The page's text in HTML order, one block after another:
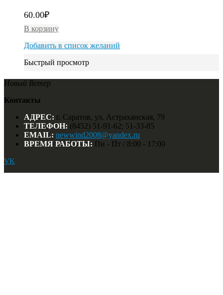
60.00₽
В корзину
Добавить в список желаний
Быстрый просмотр
Новый Ветер
Контакты
АДРЕС: г. Саратов, ул. Астраханская, 79
ТЕЛЕФОН: (8452) 51-91-62; 51-33-85
EMAIL: newwind2008@yandex.ru
ВРЕМЯ РАБОТЫ: Пн - Пт / 8:00 - 17:00
VK